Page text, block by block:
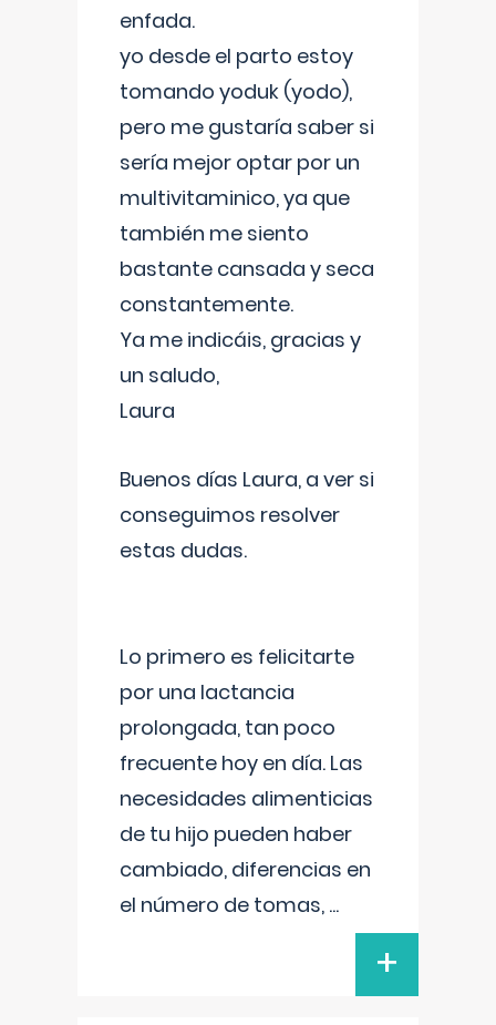
enfada.
yo desde el parto estoy
tomando yoduk (yodo),
pero me gustaría saber si
sería mejor optar por un
multivitaminico, ya que
también me siento
bastante cansada y seca
constantemente.
Ya me indicáis, gracias y
un saludo,
Laura
Buenos días Laura, a ver si
conseguimos resolver
estas dudas.
Lo primero es felicitarte
por una lactancia
prolongada, tan poco
frecuente hoy en día. Las
necesidades alimenticias
de tu hijo pueden haber
cambiado, diferencias en
el número de tomas, ...
+